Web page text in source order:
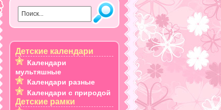
Детские календари
Календари
мультяшные
Календари разные
Календари с природой
Детские рамки